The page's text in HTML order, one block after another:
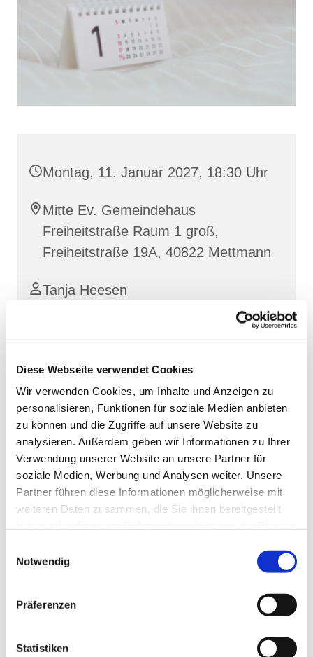
Diese Webseite verwendet Cookies
Wir verwenden Cookies, um Inhalte und Anzeigen zu
personalisieren, Funktionen für soziale Medien anbieten
zu können und die Zugriffe auf unsere Website zu
analysieren. Außerdem geben wir Informationen zu Ihrer
Verwendung unserer Website an unsere Partner für
soziale Medien, Werbung und Analysen weiter. Unsere
Partner führen diese Informationen möglicherweise mit
weiteren Daten zusammen, die Sie ihnen bereitgestellt
Notwendig
Präferenzen
Statistiken
Montag, 11. Januar 2027, 18:30 Uhr
Mitte Ev. Gemeindehaus
Freiheitstraße Raum 1 groß,
Freiheitstraße 19A, 40822 Mettmann
Tanja Heesen
Dies könnte Sie auch